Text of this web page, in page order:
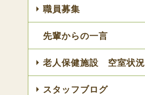
職員募集
先輩からの一言
老人保健施設 空室状況
スタッフブログ